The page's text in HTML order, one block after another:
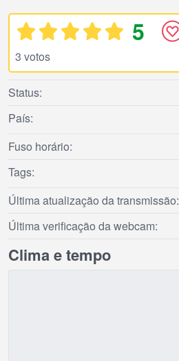
5
3 votos
Status:
País:
Fuso horário:
Tags:
Última atualização da transmissão:
Última verificação da webcam:
Clima e tempo